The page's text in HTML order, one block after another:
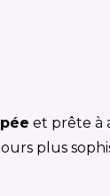
et prête à
plus